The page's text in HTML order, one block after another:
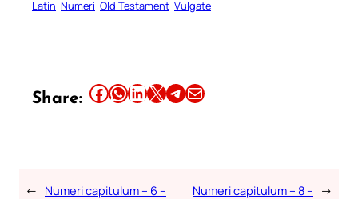
Latin Numeri Old Testament Vulgate
Share: Share this article on Facebook Share this article on WhatsApp Share this article on LinkedIn Share this article on X Share this article on TelegramEmail this Article
← Numeri capitulum – 6 –
Numeri capitulum – 8 – →